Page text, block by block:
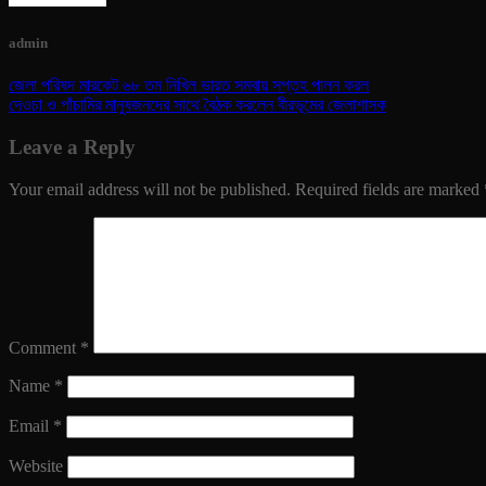
admin
জেলা পরিষদ মারকেট ৬৮ তম নিখিল ভারত সমবায় সপ্তহ পালন করল
দেওচা ও পাঁচামির মানুষজনদের সাথে বৈঠক করলেন বীরভূমের জেলাশাসক
Leave a Reply
Your email address will not be published. Required fields are marked
Comment *
Name *
Email *
Website